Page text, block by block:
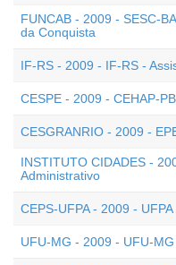
FUNCAB - 2009 - SESC-
da Conquista
IF-RS - 2009 - IF-RS -
CESPE - 2009 - CEHAP-
CESGRANRIO - 2009 -
INSTITUTO CIDADES -
Administrativo
CEPS-UFPA - 2009 -
UFU-MG - 2009 - UFU-